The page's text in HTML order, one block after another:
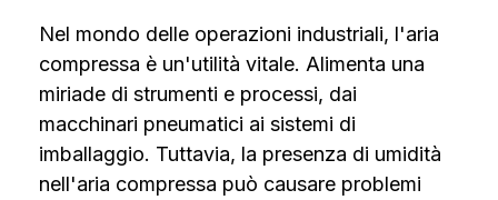
Nel mondo delle operazioni industriali, l'aria
compressa è un'utilità vitale. Alimenta una
miriade di strumenti e processi, dai
macchinari pneumatici ai sistemi di
imballaggio. Tuttavia, la presenza di umidità
nell'aria compressa può causare problemi